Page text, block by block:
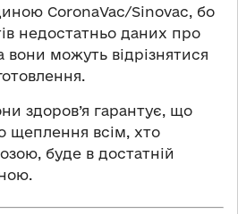
CoronaVac/Sinovac, бо
недостатньо даних про
вони можуть відрізнятися
здоров’я гарантує, що
щеплення всім, хто
буде в достатній